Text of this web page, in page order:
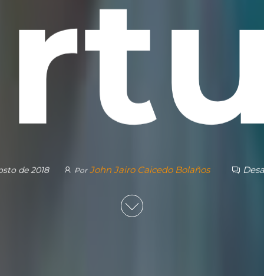
de 2018 Por John Jairo Caicedo Bolaños